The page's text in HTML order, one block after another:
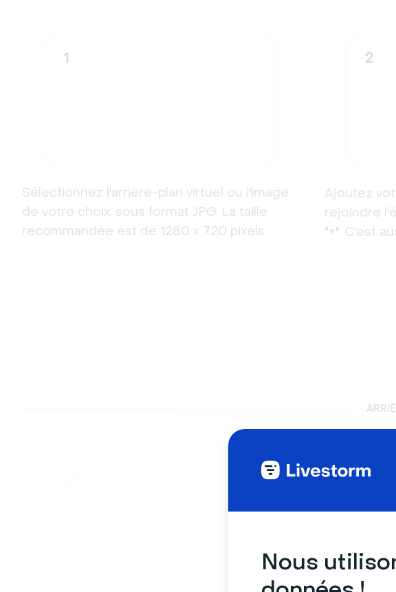
Nous
1
Sélectionnez l'arrière-plan virtuel ou l'image
de votre choix, sous format JPG. La taille
recommandée est de 1280 x 720 pixels.
2
Ajoutez
rejoindre
"+". C'est